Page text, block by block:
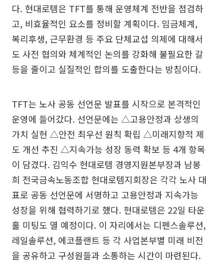
다. 현대로템은 TFT를 통해 운영체계 전반을 점검하
고, 비효율적인 요소를 정비할 계획이다. 임금체계,
복리후생, 근무환경 등 주요 단체교섭 의제에 대해서
도 사전 협의와 체계적인 논의를 강화해 불필요한 갈
등을 줄이고 실질적인 합의를 도출한다는 방침이다.
TFT는 노사 공동 선언문 발표를 시작으로 본격적인
운영에 들어갔다. 선언문에는 △고용안정과 상생의
가치 실현 △안전 최우선 원칙 확립 △미래지향적 제
도 개선 추진 △지속가능 성장 동력 확보 등 4개 항목
이 담겼다. 김익수 현대로템 경영지원본부장과 남봉
희 전국금속노동조합 현대로템지회장은 각각 노사 대
표로 공동 선언문에 서명하고 고용안정과 지속가능
성장을 위해 협력하기로 했다. 현대로템은 22일 타운
홀 미팅도 열 예정이다. 이 자리에서는 디펜스솔루션,
레일솔루션, 에코플랜트 등 각 사업본부별 미래 비전
을 공유하고 구성원들과 소통하는 시간이 마련된다.